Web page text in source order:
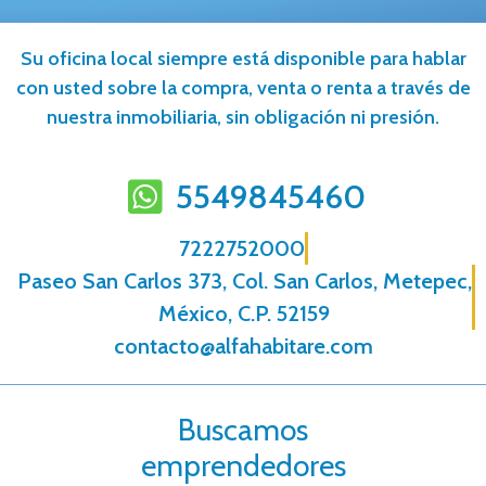
Su oficina local siempre está disponible para hablar
con usted sobre la compra, venta o renta a través de
nuestra inmobiliaria, sin obligación ni presión.
5549845460
7222752000
Paseo San Carlos 373, Col. San Carlos, Metepec,
México, C.P. 52159
contacto@alfahabitare.com
Buscamos
emprendedores